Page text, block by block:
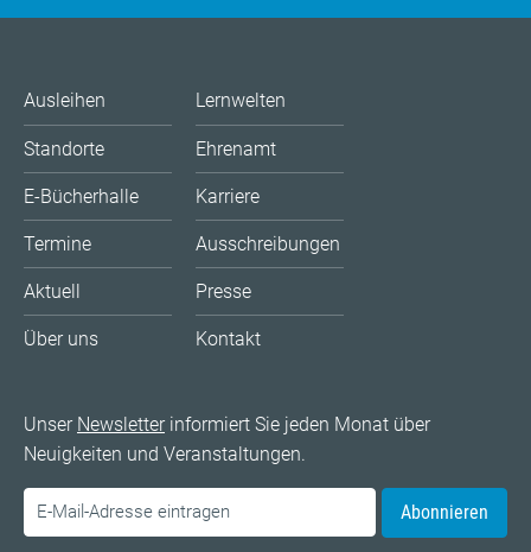
Ausleihen
Standorte
E-Bücherhalle
Termine
Aktuell
Über uns
Lernwelten
Ehrenamt
Karriere
Ausschreibungen
Presse
Kontakt
Unser Newsletterinformiert Sie jeden Monat über
Neuigkeiten und Veranstaltungen.
Abonnieren